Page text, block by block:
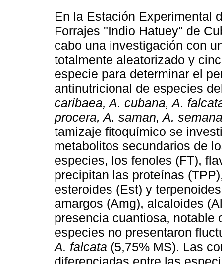
En la Estación Experimental
Forrajes "Indio Hatuey" de
cabo una investigación con
totalmente aleatorizado y
especie para determinar el
antinutricional de especies
caribaea, A. cubana, A.
procera, A. saman, A.
tamizaje fitoquímico se
metabolitos secundarios de
especies, los fenoles (FT),
precipitan las proteínas
esteroides (Est) y
amargos (Amg), alcaloides
presencia cuantiosa, notable
especies no presentaron
A. falcata (5,75% MS). Las
diferenciadas entre las